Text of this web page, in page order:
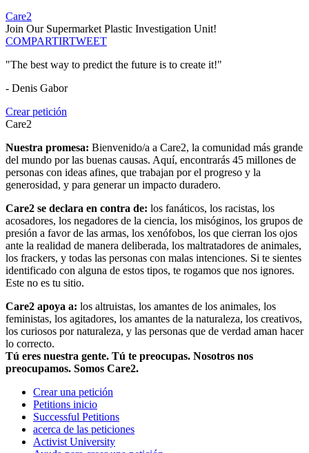
Care2
Join Our Supermarket Plastic Investigation Unit!
COMPARTIRTWEET
"The best way to predict the future is to create it!"
- Denis Gabor
Crear petición
Care2
Nuestra promesa: Bienvenido/a a Care2, la comunidad más grande
del mundo por las buenas causas. Aquí, encontrarás 45 millones de
personas con ideas afines, que trabajan por el progreso y la
generosidad, y para generar un impacto duradero.
Care2 se declara en contra de: los fanáticos, los racistas, los
acosadores, los negadores de la ciencia, los misóginos, los grupos de
presión a favor de las armas, los xenófobos, los que cierran los ojos
ante la realidad de manera deliberada, los maltratadores de animales,
los frackers, y todas las personas con malas intenciones. Si te sientes
identificado con alguna de estos tipos, te rogamos que nos ignores.
Este no es tu sitio.
Care2 apoya a: los altruistas, los amantes de los animales, los
feministas, los agitadores, los amantes de la naturaleza, los creativos,
los curiosos por naturaleza, y las personas que de verdad aman hacer
lo correcto.
Tú eres nuestra gente. Tú te preocupas. Nosotros nos
preocupamos. Somos Care2.
Crear una petición
Petitions inicio
Successful Petitions
acerca de las peticiones
Activist University